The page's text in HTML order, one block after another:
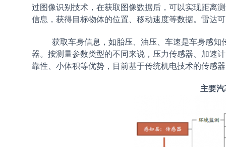
过图像识别技术，在获取图像数据后，可以实现距离
信息，获得目标物体的位置、移动速度等数据。雷达
获取车身信息，如胎压、油压、车速是车身感
器。按测量参数类型的不同来说，压力传感器、加速
靠性、小体积等优势，目前基于传统机电技术的传感
主要